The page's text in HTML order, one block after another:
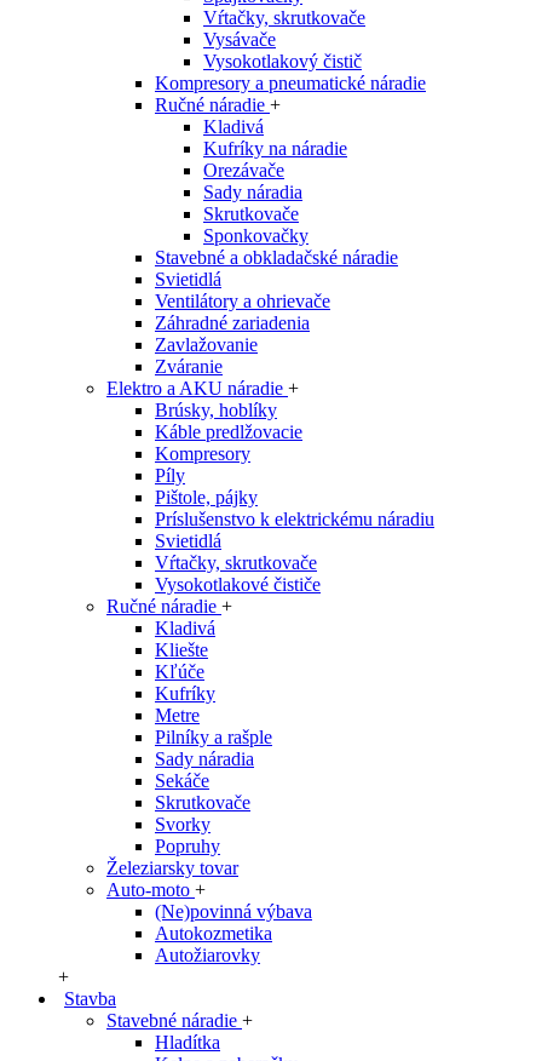
Vŕtačky, skrutkovače
Vysávače
Vysokotlakový čistič
Kompresory a pneumatické náradie
Ručné náradie +
Kladivá
Kufríky na náradie
Orezávače
Sady náradia
Skrutkovače
Sponkovačky
Stavebné a obkladačské náradie
Svietidlá
Ventilátory a ohrievače
Záhradné zariadenia
Zavlažovanie
Zváranie
Elektro a AKU náradie +
Brúsky, hoblíky
Káble predlžovacie
Kompresory
Píly
Pištole, pájky
Príslušenstvo k elektrickému náradiu
Svietidlá
Vŕtačky, skrutkovače
Vysokotlakové čističe
Ručné náradie +
Kladivá
Kliešte
Kľúče
Kufríky
Metre
Pilníky a rašple
Sady náradia
Sekáče
Skrutkovače
Svorky
Popruhy
Železiarsky tovar
Auto-moto +
(Ne)povinná výbava
Autokozmetika
Autožiarovky
+
Stavba
Stavebné náradie +
Hladítka